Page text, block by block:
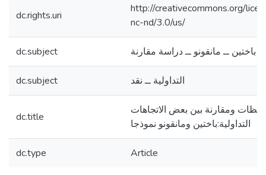
dc.rights.uri
http://creativecommons.org/
nc-nd/3.0/us/
dc.subject باختين ــ مانقونو ــ دراسة مقارنة
dc.subject التداولية ــ نقد
dc.title
ومقارنة بين بعض الاتجاهات
التداولية:باختين ومانقونو نموذجا
dc.type Article